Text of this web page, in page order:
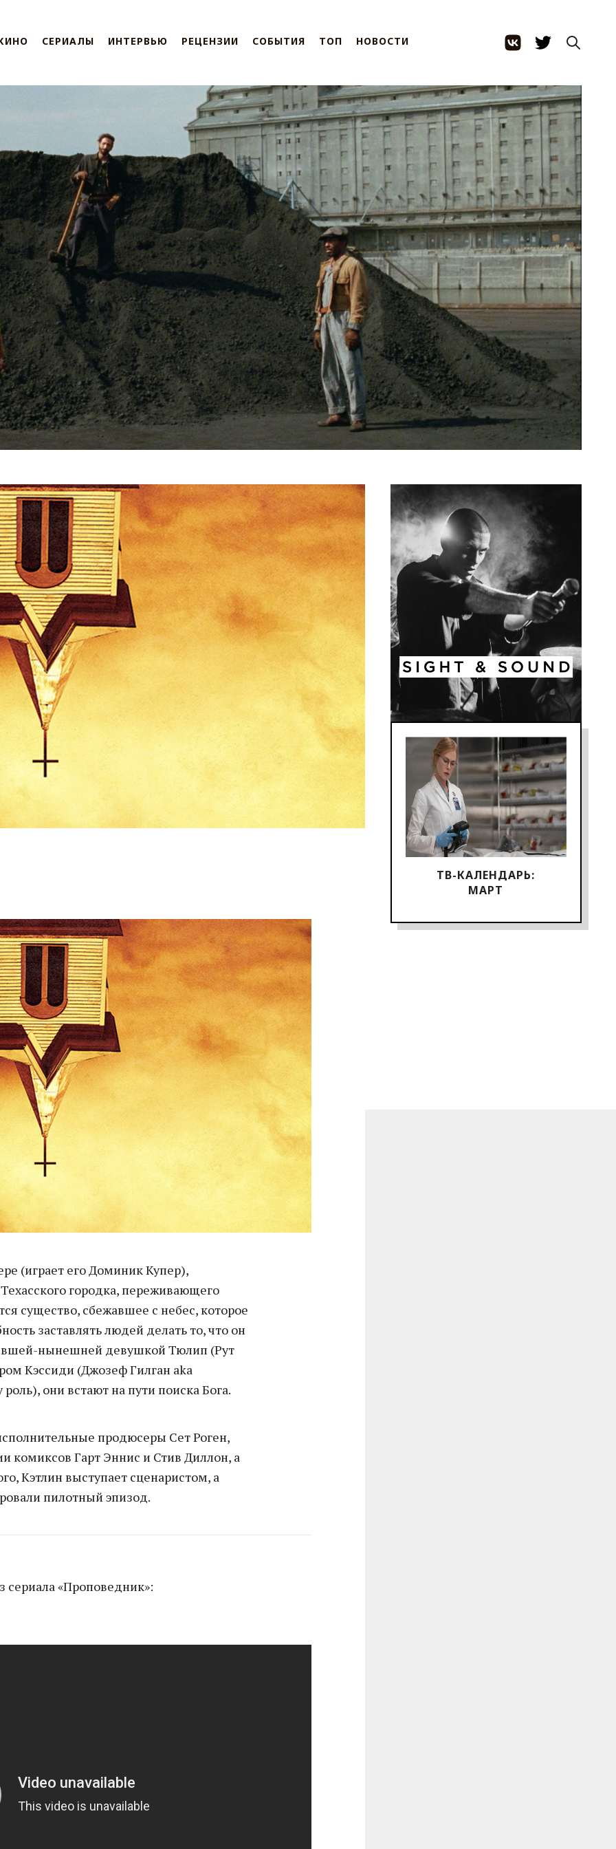
СЕРИАЛЫ ИНТЕРВЬЮ РЕЦЕНЗИИ СОБЫТИЯ ТОП НОВОСТИ
ТВ-КАЛЕНДАРЬ:
МАРТ
(играет его Доминик Купер),
городка, переживающего
существо, сбежавшее с небес, которое
заставлять людей делать то, что он
нынешней девушкой Тюлип (Рут
Кэссиди (Джозеф Гилган aka
они встают на пути поиска Бога.
продюсеры Сет Роген,
комиксов Гарт Эннис и Стив Диллон, а
Кэтлин выступает сценаристом, а
пилотный эпизод.
сериала «Проповедник»: